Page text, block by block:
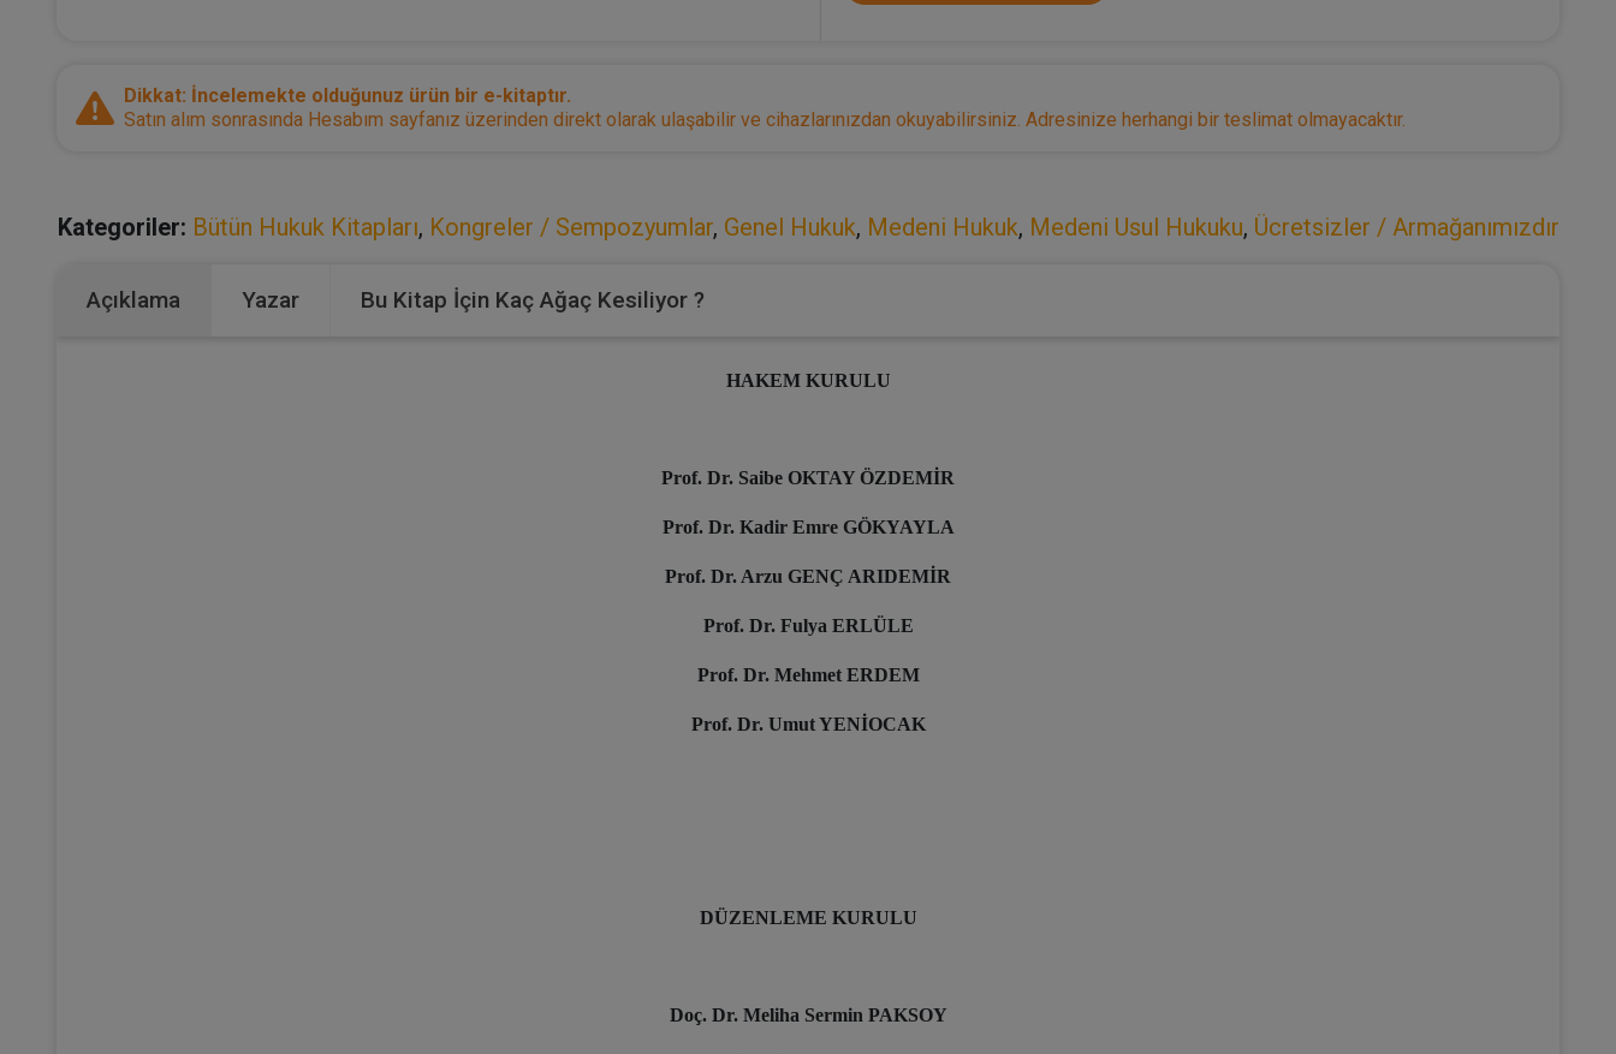
Dikkat: İncelemekte olduğunuz ürün bir e-kitaptır.
Satın alım sonrasında Hesabım sayfanız üzerinden direkt olarak ulaşabilir ve cihazlarınızdan okuyabilirsiniz. Adresinize herhangi bir teslimat olmayacaktır.
Kategoriler: Bütün Hukuk Kitapları, Kongreler / Sempozyumlar, Genel Hukuk, Medeni Hukuk, Medeni Usul Hukuku, Ücretsizler / Armağanımızdır
Açıklama Yazar Bu Kitap İçin Kaç Ağaç Kesiliyor ?
HAKEM KURULU
Prof. Dr. Saibe OKTAY ÖZDEMİR
Prof. Dr. Kadir Emre GÖKYAYLA
Prof. Dr. Arzu GENÇ ARIDEMİR
Prof. Dr. Fulya ERLÜLE
Prof. Dr. Mehmet ERDEM
Prof. Dr. Umut YENİOCAK
DÜZENLEME KURULU
Doç. Dr. Meliha Sermin PAKSOY